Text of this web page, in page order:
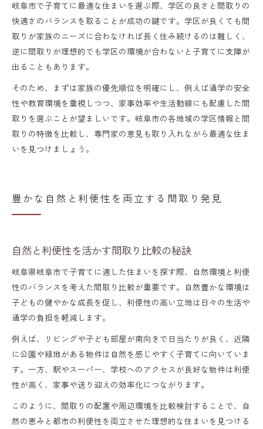
岐阜市で子育てに最適な住まいを選ぶ際、学区の良さと間取りの
快適さのバランスを取ることが成功の鍵です。学区が良くても間
取りが家族のニーズに合わなければ長く住み続けるのは難しく、
逆に間取りが理想的でも学区の環境が合わないと子育てに支障が
出ることもあります。
そのため、まずは家族の優先順位を明確にし、例えば通学の安全
性や教育環境を重視しつつ、家事効率や生活動線にも配慮した間
取りを選ぶことが望ましいです。岐阜市の各地域の学区情報と間
取りの特徴を比較し、専門家の意見も取り入れながら最適な住ま
いを見つけましょう。
豊かな自然と利便性を両立する間取り発見
自然と利便性を活かす間取り比較の秘訣
岐阜県岐阜市で子育てに適した住まいを探す際、自然環境と利便
性のバランスを考えた間取り比較が重要です。自然豊かな環境は
子どもの健やかな成長を促し、利便性の高い立地は日々の生活や
通学の負担を軽減します。
例えば、リビングや子ども部屋が南向きで日当たりが良く、近隣
に公園や緑地がある物件は自然を感じやすく子育てに向いていま
す。一方、駅やスーパー、学校へのアクセスが良好な物件は利便
性が高く、家事や送り迎えの効率化につながります。
このように、間取りの配置や周辺環境を比較検討することで、自
然の恵みと都市の利便性を両立させた理想的な住まいを見つける